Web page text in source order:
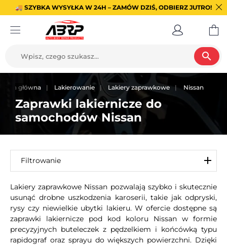
🚚 SZYBKA WYSYŁKA W 24H – ZAMÓW DZIŚ, ODBIERZ JUTRO!
search
główna Lakierowanie Lakiery zaprawkowe Nissan
Zaprawki lakiernicze do
samochodów Nissan
Filtrowanie
Lakiery zaprawkowe Nissan pozwalają szybko i skutecznie
usunąć drobne uszkodzenia karoserii, takie jak odpryski,
rysy czy niewielkie ubytki lakieru. W ofercie dostępne są
zaprawki lakiernicze pod kod koloru Nissan w formie
precyzyjnych buteleczek z pędzelkiem i końcówką typu
rapidograf oraz sprayu do większych powierzchni. Dzięki